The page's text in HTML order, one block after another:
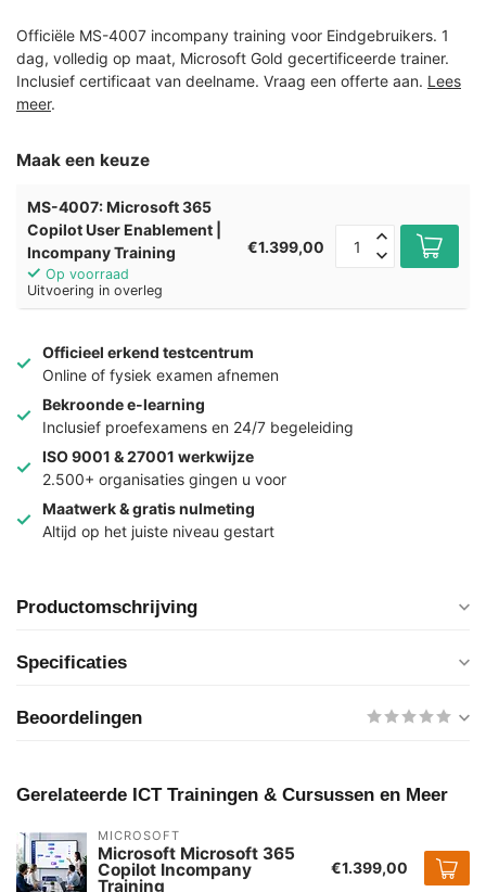
Officiële MS-4007 incompany training voor Eindgebruikers. 1
dag, volledig op maat, Microsoft Gold gecertificeerde trainer.
Inclusief certificaat van deelname. Vraag een offerte aan. Lees
meer.
Maak een keuze
MS-4007: Microsoft 365
Copilot User Enablement |
Incompany Training
Op voorraad
Uitvoering in overleg
€1.399,00
Officieel erkend testcentrum
Online of fysiek examen afnemen
Bekroonde e-learning
Inclusief proefexamens en 24/7 begeleiding
ISO 9001 & 27001 werkwijze
2.500+ organisaties gingen u voor
Maatwerk & gratis nulmeting
Altijd op het juiste niveau gestart
Productomschrijving
Specificaties
Beoordelingen
Gerelateerde ICT Trainingen & Cursussen en Meer
MICROSOFT
Microsoft Microsoft 365
Copilot Incompany
Training
€1.399,00